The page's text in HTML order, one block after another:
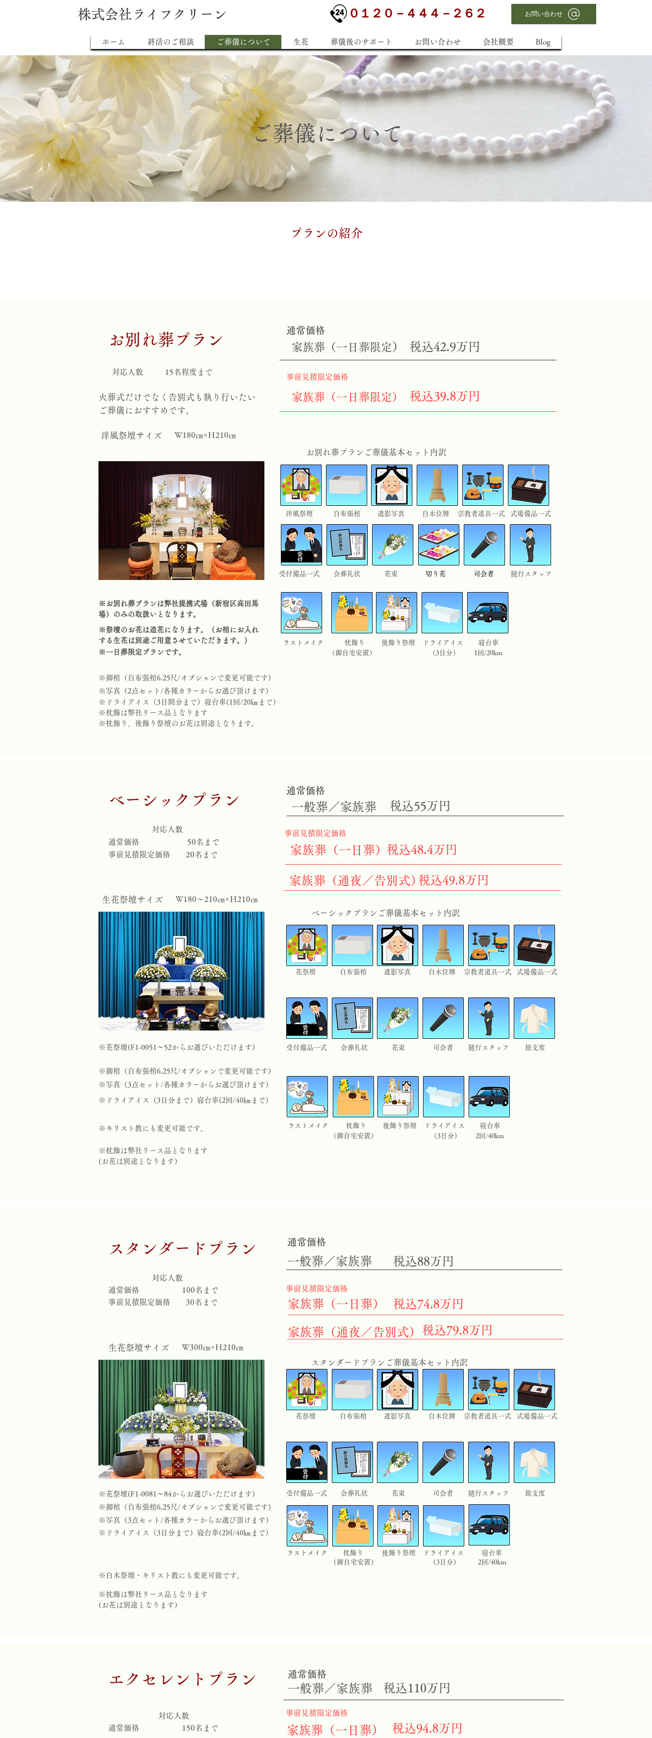
株式会社ライフクリーン ０１２０－４４４－２６２ お問い合わせ
ホーム 終活のご相談 ご葬儀について 生花 葬儀後のサポート お問い合わせ 会社概要 Blog
ご葬儀について
プランの紹介
お別れ葬プラン
通常価格
​家族葬（一日葬限定 ） 税込42.9万円
​対応人数 15名程度まで
火葬式だけでなく告別式も執り行いたい
ご葬儀におすすめです。
​事前見積限定価格
家族葬 （一日葬限定） 税込39.8万円
洋風祭壇サイズ Ｗ180㎝×Ｈ210㎝
お別れ葬プランご葬儀基本セット内訳
洋風祭壇 ​白布張棺 遺影写真 白木位牌 宗教者道具一式 式場備品一式
受付備品一式 会葬礼状 花束 ​切り花 ​随行スタッフ
司会者
※お別れ葬プランは弊社提携式場（新宿区高田馬
場）のみの取扱いとなります。
※祭壇のお花は造花になります。（お棺​にお入れ
する生花は別途ご用意させていただきます。）
※一日葬限定プランです。
ラストメイク 枕飾り 後飾り祭壇 ドライアイス
寝台車
（御自宅安置）
（3日分） 1回/20km
※御棺（白布張棺6.25尺/オプションで変更可能です）
※写真（2点セット/各種カラーからお選び頂けます）
※ドライアイス（3日間分まで）寝台車(1回/20㎞まで）
※枕飾は弊社リース品となります
※枕飾り、後飾り祭壇のお花は別途となります。
​ベーシックプラン
​対応人数
通常価格
50名まで
事前見積限定価格 20名まで
通常価格
​一般葬／家族葬 税込55万円
​事前見積限定価格
家族葬（一日葬）税込48.4万円
家族葬（通夜／告別式）税込49.8万円
生花祭壇サイズ Ｗ180～210㎝×Ｈ210㎝
※花祭壇(F1-0051～52からお選びいただけます）
ベーシックプランご葬儀基本セット内訳
花祭壇 ​白布張棺 遺影写真 白木位牌 宗教者道具一式 式場備品一式
受付備品一式 会葬礼状 花束 司会者 ​随行スタッフ 旅支度
※御棺（白布張棺6.25尺/オプションで変更可能です）
※写真（3点セット/各種カラーからお選び頂けます）
※ドライアイス（3日分まで）寝台車(2回/40㎞まで）
※キリスト教にも変更可能です。 ラストメイク 枕飾り 後飾り祭壇 ドライアイス
寝台車
（御自宅安置）
（3日分） 2回/40km
※枕飾は弊社リース品となります
(お花は別途となります）
​スタンダードプラン
​対応人数
通常価格
100名まで
事前見積限定価格 30名まで
通常価格
​一般葬／家族葬 税込88万円
​事前見積限定価格
家族葬（一日葬） 税込74.8万円
家族葬（通夜／告別式） 税込79.8万円
生花祭壇サイズ Ｗ300㎝×Ｈ210㎝
※花祭壇(F1-0081～84からお選びいただけます）
スタンダードプランご葬儀基本セット内訳
花祭壇 ​白布張棺 遺影写真 白木位牌 宗教者道具一式 式場備品一式
受付備品一式 会葬礼状 花束 司会者 ​随行スタッフ 旅支度
※御棺（白布張棺6.25尺/オプションで変更可能です）
※写真（3点セット/各種カラーからお選び頂けます）
※ドライアイス（3日分まで）寝台車(2回/40㎞まで）
寝台車
ラストメイク 後飾り祭壇
ドライアイス
（3日分）
枕飾り
（御自宅安置）
2回/40km
※白木祭壇・キリスト教にも変更可能です。
※枕飾は弊社リース品となります
(お花は別途となります）
​エクセレントプラン 通常価格
​一般葬／家族葬 税込110万円
​対応人数
通常価格
150名まで
​事前見積限定価格
家族葬（一日葬） 税込94.8万円